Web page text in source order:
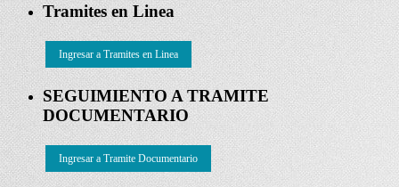
Tramites en Linea
Ingresar a Tramites en Linea
SEGUIMIENTO A TRAMITE
DOCUMENTARIO
Ingresar a Tramite Documentario